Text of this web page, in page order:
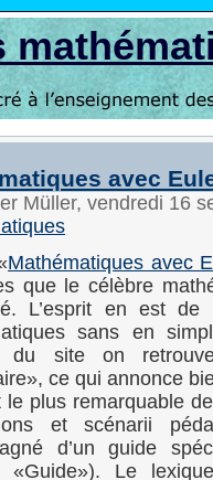
avec
Müller, vendredi 16
Mathématiques avec
que le célèbre
L’esprit en est
sans en
du site on
ce qui annonce
le plus remarquable
et scénarii
d’un guide
«Guide»). Le